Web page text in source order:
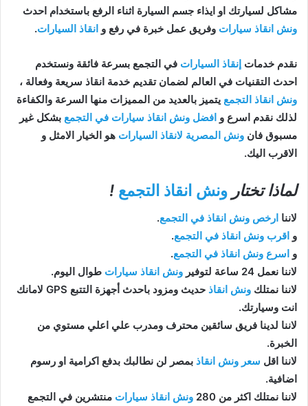
مشاكل لسيارتك او ايذاء جسم السيارة اثناء الرفع باستخدام احدث
ونش انقاذ سيارات وفريق عمل خبرة في رفع و انقاذ السيارات.
نقدم خدمات إنقاذ السيارات في التجمع بسرعة فائقة ونستخدم
احدث التقنيات في العالم لضمان تقديم خدمة انقاذ سريعة وفعالة ،
ونش انقاذ التجمع يتميز بالعديد من المميزات منها السرعة والكفاءة
لذلك نقدم اسرع و افضل ونش انقاذ سيارات في التجمع بشكل غير
مسبوق فان ونش المصرية لانقاذ السيارات هو الخيار الامثل و
الاقرب اليك.
لماذا تختار ونش انقاذ التجمع !
لاننا ارخص ونش انقاذ في التجمع.
و اقرب ونش انقاذ في التجمع.
و اسرع ونش انقاذ في التجمع.
لاننا نعمل 24 ساعة لتوفير
ونش انقاذ سيارات طوال اليوم.
لاننا نمتلك ونش انقاذ
حديث ومزود باحدث أجهزة التتبع GPS لامانك
انت وسيارتك.
لاننا لدينا فريق سائقين محترف ومدرب علي اعلي مستوي من
الخبرة.
لاننا اقل سعر ونش انقاذ بمصر لن نطالبك بدفع اكرامية او رسوم
اضافية.
لاننا نمتلك اكثر من 280
ونش انقاذ سيارات منتشرين في التجمع